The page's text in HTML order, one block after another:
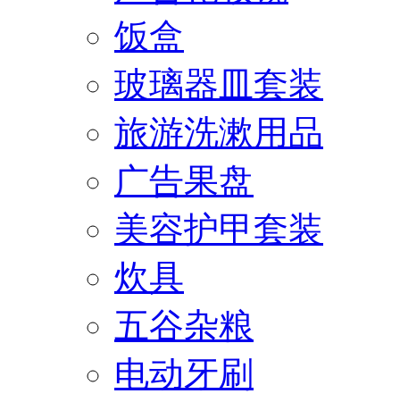
饭盒
玻璃器皿套装
旅游洗漱用品
广告果盘
美容护甲套装
炊具
五谷杂粮
电动牙刷